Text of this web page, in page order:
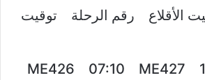
الأقلاع رقم الرحلة توقيت